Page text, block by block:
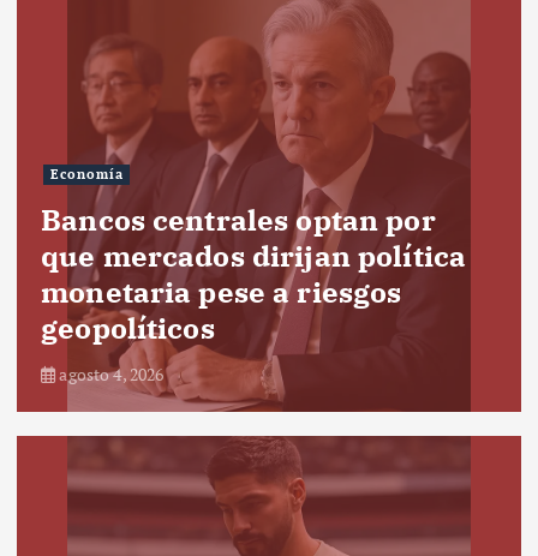
Economía
Bancos centrales optan por
que mercados dirijan política
monetaria pese a riesgos
geopolíticos
agosto 4, 2026